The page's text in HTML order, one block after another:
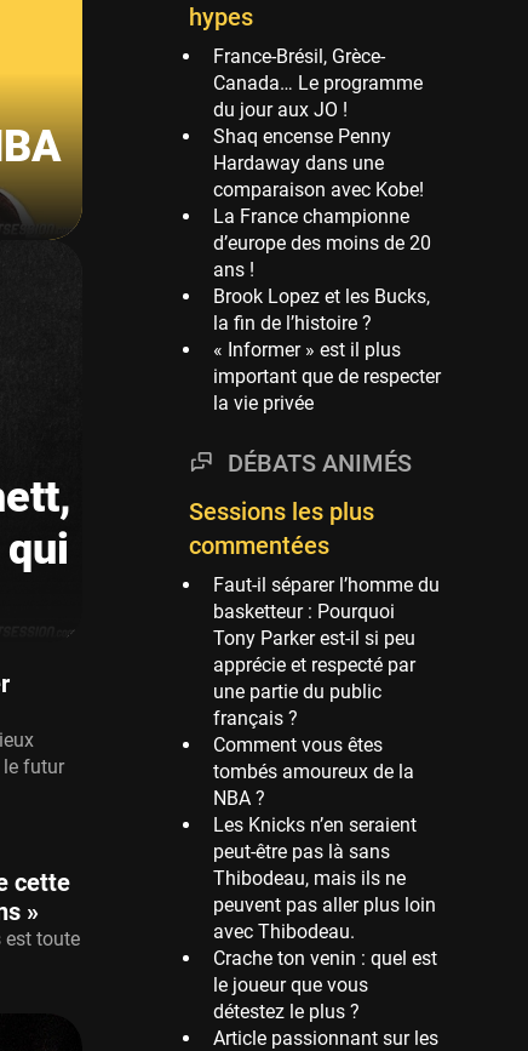
le futur
cette
»
est toute
Hoop Culture
Oklahoma City
Thunder
69 sessions
Phoenix Suns
69 sessions
Miami Heat
63 sessions
Los Angeles Clippers
61 sessions
Indiana Pacers
New Orleans Pelicans
53 sessions
Jeux Olympiques
Atlanta Hawks
45 sessions
Chicago Bulls
41 sessions
Memphis Grizzlies
39 sessions
Cleveland Cavaliers
38 sessions
Orlando Magic
36 sessions
Euroleague
Charlotte Hornets
32 sessions
hypes
France-Brésil, Grèce-
Canada… Le programme
du jour aux JO !
Shaq encense Penny
Hardaway dans une
comparaison avec Kobe!
La France championne
d’europe des moins de 20
ans !
Brook Lopez et les Bucks,
la fin de l’histoire ?
« Informer » est il plus
important que de respecter
la vie privée
DÉBATS ANIMÉS
Sessions les plus
commentées
Faut-il séparer l’homme du
basketteur : Pourquoi
Tony Parker est-il si peu
apprécie et respecté par
une partie du public
français ?
Comment vous êtes
tombés amoureux de la
NBA ?
Les Knicks n’en seraient
peut-être pas là sans
Thibodeau, mais ils ne
peuvent pas aller plus loin
avec Thibodeau.
Crache ton venin : quel est
le joueur que vous
détestez le plus ?
Article passionnant sur les